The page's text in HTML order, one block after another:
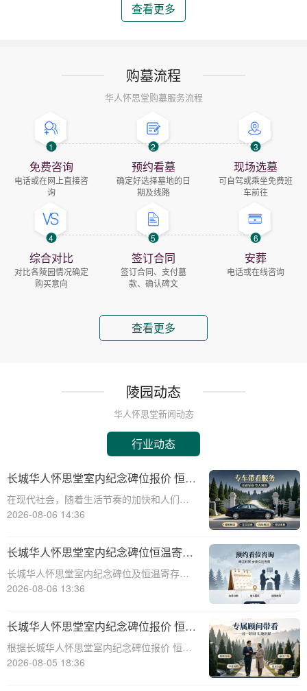
查看更多
购墓流程
华人怀思堂购墓服务流程
1
免费咨询
电话或在网上直接咨
询
2
预约看墓
确定好选择墓地的日
期及线路
3
现场选墓
可自驾或乘坐免费班
车前往
4
综合对比
对比各陵园情况确定
购买意向
5
签订合同
签订合同、支付墓
款、确认碑文
6
安葬
电话或在线咨询
查看更多
陵园动态
华人怀思堂新闻动态
行业动态
长城华人怀思堂室内纪念碑位报价 恒温
寄存配套同步减免详解
在现代社会，随着生活节奏的加快和人们对
身后事的关注度提升，越来越多的人开始考
和怀念。长城华人怀思堂作为一家专业的纪
念服务机构，提供了一系列的纪念产品和服
务，其中包
2026-08-06 14:36
长城华人怀思堂室内纪念碑位恒温寄存
服务报价及同步减免政策详解
长城华人怀思堂室内纪念碑位及恒温寄存服
务报价与同步减免政策详解☎ 华人怀思堂电
步，人们对逝者的纪念方式日益多元化。室
内纪念碑位作为一种新兴的纪念
2026-08-06 13:36
长城华人怀思堂室内纪念碑位报价 恒温
寄存配套同步减免详解
根据长城华人怀思堂室内纪念碑位报价 恒温
寄存配套同步减免详解☎ 华人怀思堂电
2026-08-05 18:36